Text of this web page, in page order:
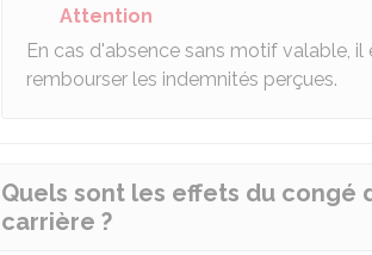
Attention
En cas d'absence sans motif valable,
rembourser les indemnités perçues.
Quels sont les effets du
carrière ?